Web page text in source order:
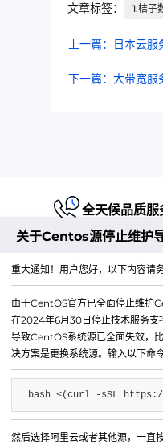
文章标签： 1.桔子
上一篇：日本云
下一篇：大带宽服
全天候品质服
江苏铭联云计算有限公
Copyright © 2019-
所有
电子邮箱：
商务QQ：37809874
公司地址：苏州市姑
关于Centos源停止维护
重大通知！用户您好，以下内容请
由于CentOS官方已全面停止维护
在2024年6月30日停止技术服务支
导致CentOS系统源已全面失效，
决方案是更换系统源。输入以下命令
bash <(curl -sSL https://
然后选择阿里云或者其他源，一直